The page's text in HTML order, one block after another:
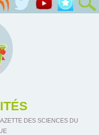
DES SCIENCES DU